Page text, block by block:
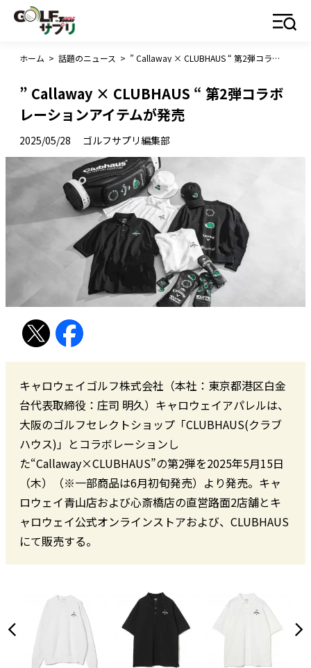
ホーム > 話題のニュース > ” Callaway × CLUBHAUS “ 第2弾コラボレーションアイテムが発売
” Callaway × CLUBHAUS “ 第2弾コラボ
レーションアイテムが発売
2025/05/28 ゴルフサプリ編集部
キャロウェイゴルフ株式会社（本社：東京都港区白金
台代表取締役：庄司 明久）キャロウェイアパレルは、
大阪のゴルフセレクトショップ「CLUBHAUS(クラブ
ハウス)」とコラボレーションし
た“Callaway×CLUBHAUS”の第2弾を2025年5月15日
（木）（※一部商品は6月初旬発売）より発売。キャ
ロウェイ青山店および心斎橋店の直営路面2店舗とキ
ャロウェイ公式オンラインストアおよび、CLUBHAUS
にて販売する。